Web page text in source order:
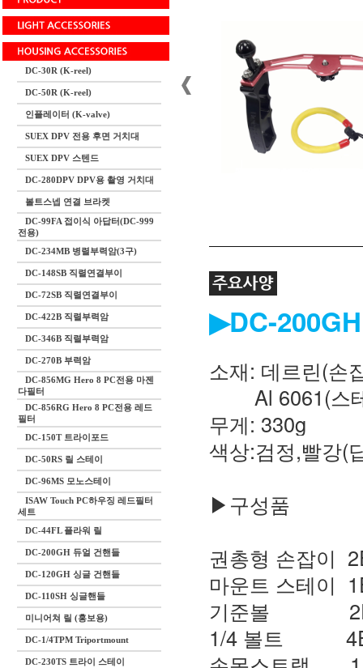
DC-30R (K-reel)
DC-50R (K-reel)
인플레이터 (K-valve)
SUEX DPV 전용 후면 거치대
SUEX DPV 스텐드
DC-280DPV DPV용 촬영 거치대
볼트스넵 연결 브라켓
DC-99FA 접이식 아답터(DC-999
전용)
DC-234MB 병렬부력암(3구)
DC-148SB 직렬연결부이
DC-72SB 직렬연결부이
DC-422B 직렬부력암
DC-346B 직렬부력암
DC-270B 부력암
DC-856MG Hero 8 PC전용 마젠
다필터
DC-856RG Hero 8 PC전용 레드
필터
DC-150T 트라이포드
DC-50RS 릴 스테이
DC-96MS 모노스테이
ISAW Touch PC하우징 레드필터
세트
DC-44FL 플라워 릴
DC-200GH 듀얼 건핸들
DC-120GH 싱글 건핸들
DC-110SH 싱글핸들
미니어쳐 릴 (홍보용)
DC-1/4TPM Triportmount
DC-230TS 트라이 스테이
▶DC-
소재: 데르린(손
Al 6061(스
무게: 330g
색상:검정,빨강(
▶구성품
권총형 손잡이
마운트 스테이
기준볼
1/4 볼트